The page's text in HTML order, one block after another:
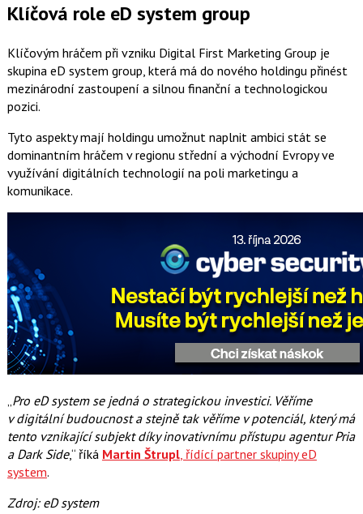
Klíčová role eD system group
Klíčovým hráčem při vzniku Digital First Marketing Group je
skupina eD system group, která má do nového holdingu přinést
mezinárodní zastoupení a silnou finanční a technologickou
pozici.
Tyto aspekty mají holdingu umožnut naplnit ambici stát se
dominantním hráčem v regionu střední a východní Evropy ve
využívání digitálních technologií na poli marketingu a
komunikace.
„Pro eD system se jedná o strategickou investici. Věříme
v digitální budoucnost a stejně tak věříme v potenciál, který má
tento vznikající subjekt díky inovativnímu přístupu agentur Pria
a Dark Side,“ říká Martin Štrupl, řídící partner skupiny eD
system.
Zdroj: eD system